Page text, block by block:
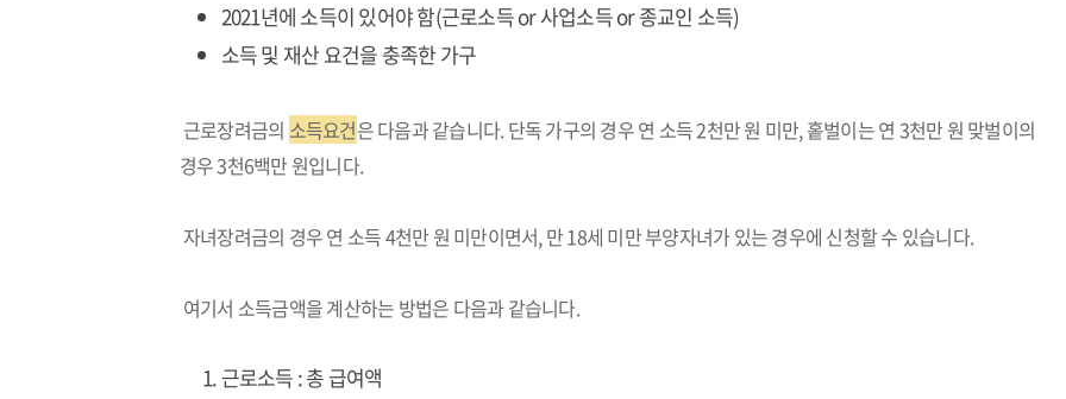
2021년에 소득이 있어야 함(근로소득 or 사업소득 or 종교인 소득)
소득 및 재산 요건을 충족한 가구
근로장려금의 소득요건은 다음과 같습니다. 단독 가구의 경우 연 소득 2천만 원 미만, 홑벌이는 연 3천만 원 맞벌이의
경우 3천6백만 원입니다.
자녀장려금의 경우 연 소득 4천만 원 미만이면서, 만 18세 미만 부양자녀가 있는 경우에 신청할 수 있습니다.
여기서 소득금액을 계산하는 방법은 다음과 같습니다.
근로소득 : 총 급여액